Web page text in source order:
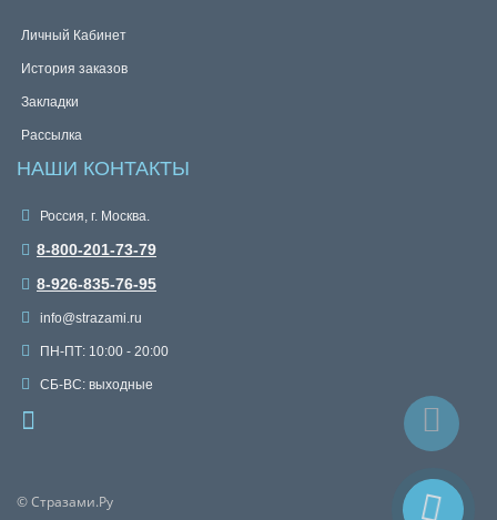
Личный Кабинет
История заказов
Закладки
Рассылка
НАШИ КОНТАКТЫ
Россия, г. Москва.
8-800-201-73-79
8-926-835-76-95
info@strazami.ru
ПН-ПТ: 10:00 - 20:00
СБ-ВС: выходные
© Стразами.Ру